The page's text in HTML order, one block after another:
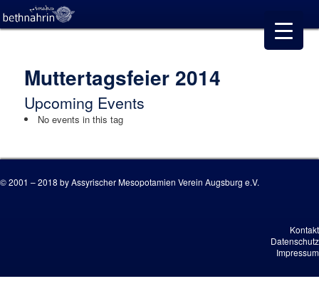
Muttertagsfeier 2014
Upcoming Events
No events in this tag
© 2001 – 2018 by Assyrischer Mesopotamien Verein Augsburg e.V.
Kontakt
Datenschutz
Impressum